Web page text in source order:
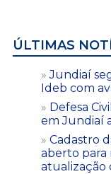
ÚLTIMAS
Jundiaí
Ideb com
Defesa
em Jundiaí
Cadastro
aberto para
atualização